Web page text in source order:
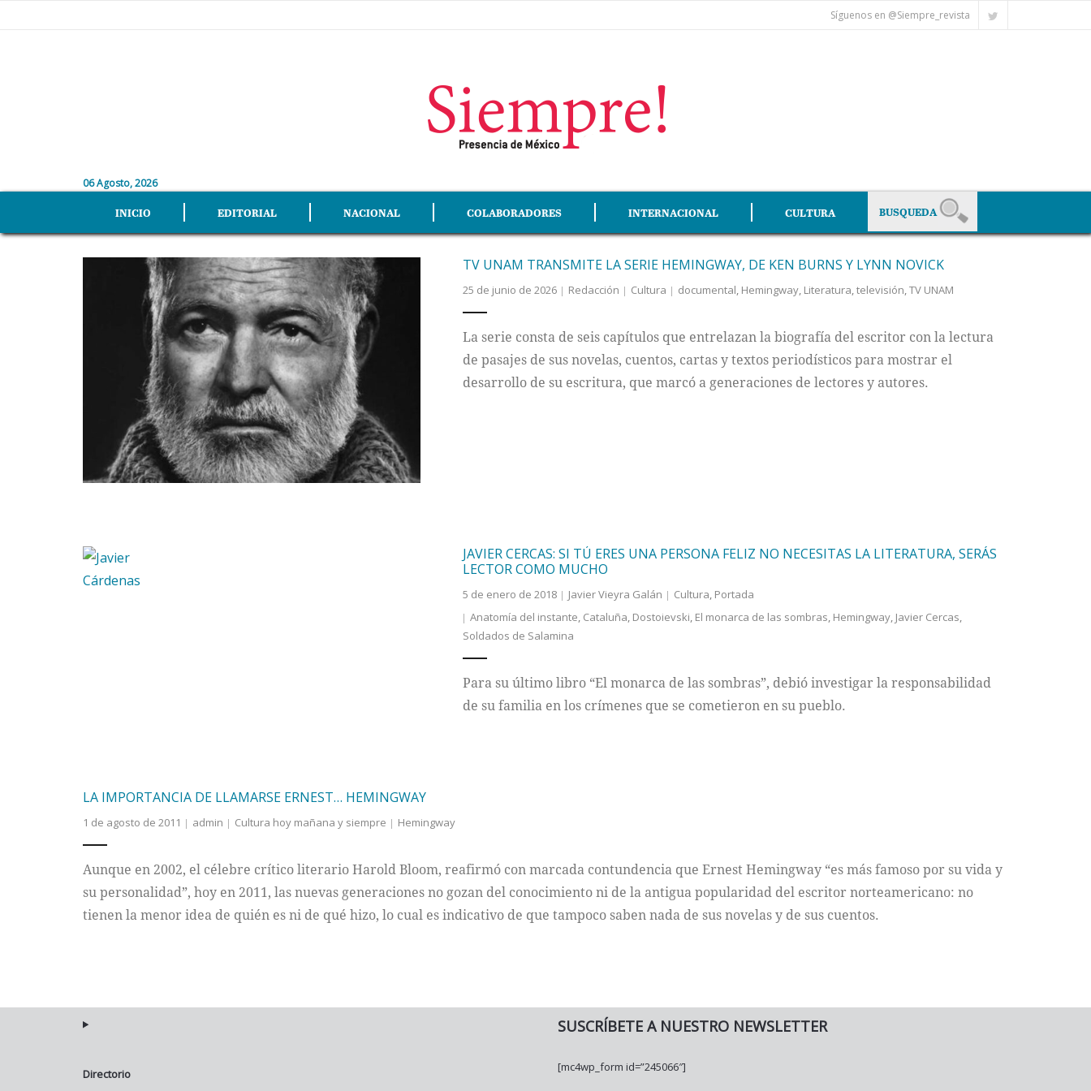
Síguenos en @Siempre_revista
06 Agosto, 2026
INICIO EDITORIAL NACIONAL COLABORADORES INTERNACIONAL CULTURA
TV UNAM TRANSMITE LA SERIE HEMINGWAY, DE KEN BURNS Y LYNN NOVICK
25 de junio de 2026 Redacción Cultura documental, Hemingway, Literatura,televisión,TV UNAM
La serie consta de seis capítulos que entrelazan la biografía del escritor con la lectura
de pasajes de sus novelas, cuentos, cartas y textos periodísticos para mostrar el
desarrollo de su escritura, que marcó a generaciones de lectores y autores.
JAVIER CERCAS: SI TÚ ERES UNA PERSONA FELIZ NO NECESITAS LA LITERATURA, SERÁS
LECTOR COMO MUCHO
5 de enero de 2018 Javier Vieyra Galán Cultura Portada
Anatomía del instante Cataluña Dostoievski El monarca de las sombras Hemingway, Javier Cercas
Soldados de Salamina
Para su último libro “El monarca de las sombras”, debió investigar la responsabilidad
de su familia en los crímenes que se cometieron en su pueblo.
LA IMPORTANCIA DE LLAMARSE ERNEST… HEMINGWAY
1 de agosto de 2011 admin Cultura hoy mañana y siempre Hemingway
Aunque en 2002, el célebre crítico literario Harold Bloom, reafirmó con marcada contundencia que Ernest Hemingway “es más famoso por su vida y
su personalidad”, hoy en 2011, las nuevas generaciones no gozan del conocimiento ni de la antigua popularidad del escritor norteamericano: no
tienen la menor idea de quién es ni de qué hizo, lo cual es indicativo de que tampoco saben nada de sus novelas y de sus cuentos.
Directorio
SUSCRÍBETE A NUESTRO NEWSLETTER
[mc4wp_form id=”245066″]